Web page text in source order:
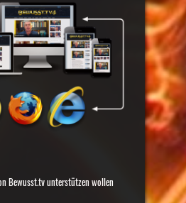
Bewusst.tv unterstützen wollen